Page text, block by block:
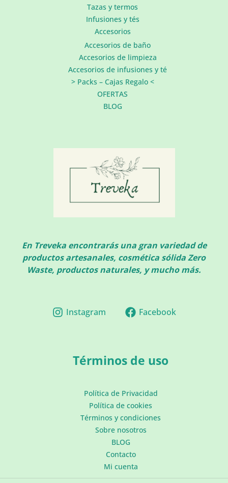
Tazas y termos
Infusiones y tés
Accesorios
Accesorios de baño
Accesorios de limpieza
Accesorios de infusiones y té
> Packs – Cajas Regalo <
OFERTAS
BLOG
En Treveka encontrarás una gran variedad de
productos artesanales, cosmética sólida Zero
Waste, productos naturales, y mucho más.
Instagram Facebook
Términos de uso
Política de Privacidad
Política de cookies
Términos y condiciones
Sobre nosotros
BLOG
Contacto
Mi cuenta